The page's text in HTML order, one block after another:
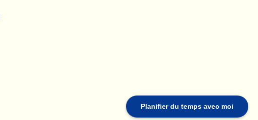
Planifier du temps avec moi